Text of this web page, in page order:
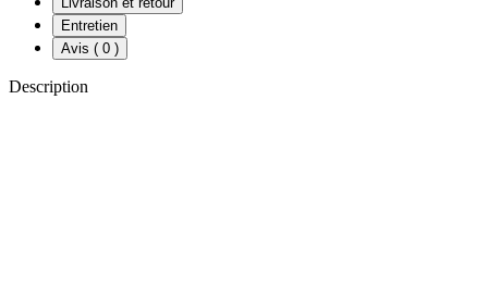
Entretien
Avis ( 0 )
Description